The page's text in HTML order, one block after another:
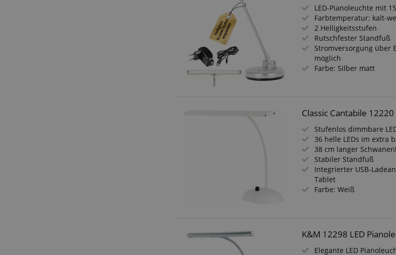
LED-Pianoleuchte mit
Farbtemperatur: kalt-
2 Helligkeitsstufen
Rutschfester Standfuß
Stromversorgung über
möglich
Farbe: Silber matt
Classic Cantabile
Stufenlos dimmbare
36 helle LEDs im extra
38 cm langer
Stabiler Standfuß
Integrierter USB-
Tablet
Farbe: Weiß
K&M 12298 LED
Elegante LED